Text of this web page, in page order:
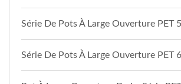
Série De Pots À Large Ouverture PET
Série De Pots À Large Ouverture PET